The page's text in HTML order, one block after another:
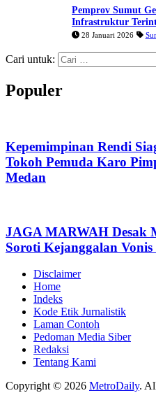
Pemprov Sumut
Infrastruktur
28 Januari 2026
Cari untuk:
Populer
Kepemimpinan Rendi
Tokoh Pemuda Karo
Medan
JAGA MARWAH Desak
Soroti Kejanggalan
Disclaimer
Home
Indeks
Kode Etik Jurnalistik
Laman Contoh
Pedoman Media Siber
Redaksi
Tentang Kami
Copyright © 2026 MetroDaily.